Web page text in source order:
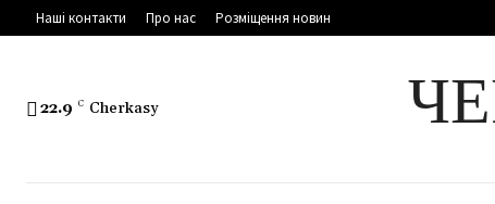
Наші контакти Про нас Розміщення новин
22.9 C Cherkasy